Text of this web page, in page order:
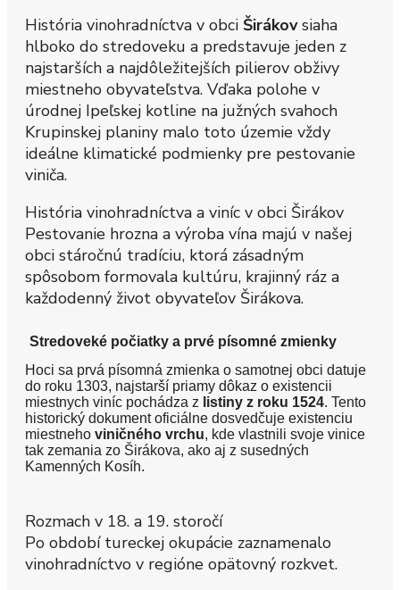
História vinohradníctva v obci Širákovsiaha
hlboko do stredoveku a predstavuje jeden z
najstarších a najdôležitejších pilierov obživy
miestneho obyvateľstva. Vďaka polohe v
úrodnej Ipeľskej kotline na južných svahoch
Krupinskej planiny malo toto územie vždy
ideálne klimatické podmienky pre pestovanie
viniča.
História vinohradníctva a viníc v obci Širákov
Pestovanie hrozna a výroba vína majú v našej
obci stáročnú tradíciu, ktorá zásadným
spôsobom formovala kultúru, krajinný ráz a
každodenný život obyvateľov Širákova.
Stredoveké počiatky a prvé písomné zmienky
Hoci sa prvá písomná zmienka o samotnej obci datuje
do roku 1303, najstarší priamy dôkaz o existencii
miestnych viníc pochádza z listiny z roku 1524. Tento
historický dokument oficiálne dosvedčuje existenciu
miestneho viničného vrchu, kde vlastnili svoje vinice
tak zemania zo Širákova, ako aj z susedných
Kamenných Kosíh.
Rozmach v 18. a 19. storočí
Po období tureckej okupácie zaznamenalo
vinohradníctvo v regióne opätovný rozkvet.